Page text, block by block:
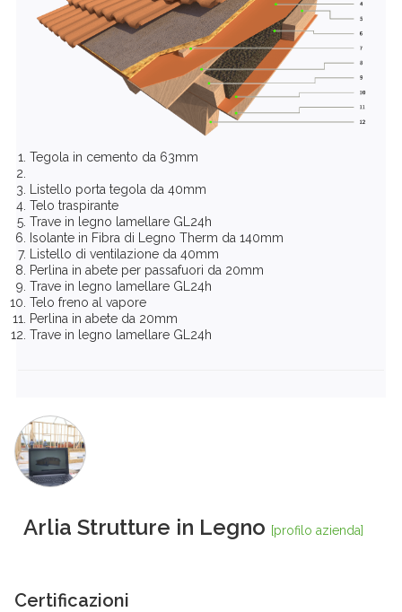
Tegola in cemento da 63mm
Listello porta tegola da 40mm
Telo traspirante
Trave in legno lamellare GL24h
Isolante in Fibra di Legno Therm da 140mm
Listello di ventilazione da 40mm
Perlina in abete per passafuori da 20mm
Trave in legno lamellare GL24h
Telo freno al vapore
Perlina in abete da 20mm
Trave in legno lamellare GL24h
Arlia Strutture in Legno [profilo azienda]
Certificazioni